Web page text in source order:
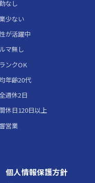
なし
少ない
が活躍中
マ無し
ンクOK
年齢20代
週休2日
休日120日以上
営業
個人情報保護方針